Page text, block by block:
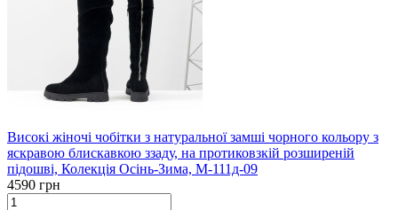
Високі жіночі чобітки з натуральної замші чорного кольору з
яскравою блискавкою ззаду, на протиковзкій розширеній
підошві, Колекція Осінь-Зима, М-111д-09
4590 грн